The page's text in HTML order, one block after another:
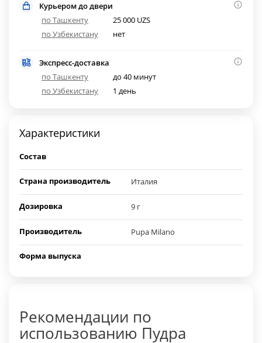
Курьером до двери
по Ташкенту
25 000 UZS
по Узбекистану
нет
Экспресс-доставка
по Ташкенту
до 40 минут
по Узбекистану
1 день
Характеристики
Состав
Страна производитель Италия
Дозировка 9 г
Производитель Pupa Milano
Форма выпуска
Рекомендации по
использованию Пудра